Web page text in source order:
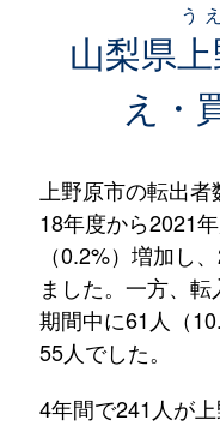
山梨県
う
え・
上野原市の転出
18年度から2021
（0.2%）増加し
ました。一方、
期間中に61人（
55人でした。
4年間で241人が